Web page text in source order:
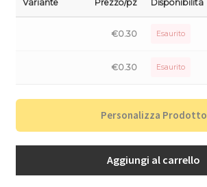
Variante Prezzo/pz Disponibilità
€0.30 Esaurito
€0.30 Esaurito
Personalizza Prodotto
Aggiungi al carrello